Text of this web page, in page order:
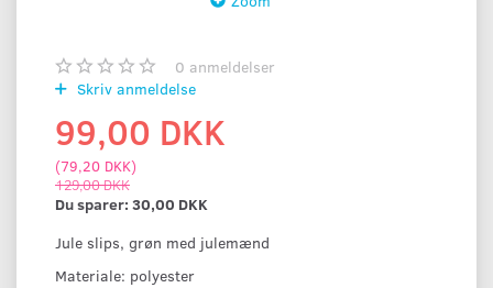
0 anmeldelser
Skriv anmeldelse
99,00 DKK
(79,20 DKK)
129,00 DKK
Du sparer: 30,00 DKK
Jule slips, grøn med julemænd
Materiale: polyester